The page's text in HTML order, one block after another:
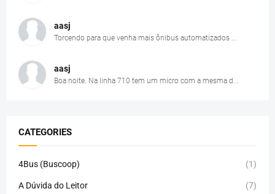
aasj
Torcendo para que venha mais ônibus automatizados ...
aasj
Boa noite. Na linha 710 tem um micro com a mesma d...
CATEGORIES
4Bus (Buscoop) (1)
A Dúvida do Leitor (7)